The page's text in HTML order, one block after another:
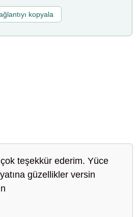
kopyala
teşekkür ederim. Yüce
güzellikler versin